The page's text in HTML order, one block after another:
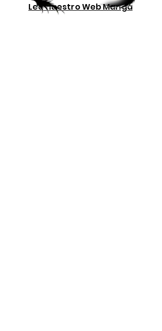
Lee nuestroWeb Manga